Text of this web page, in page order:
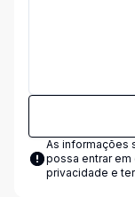
As informações
possa entrar
privacidade e